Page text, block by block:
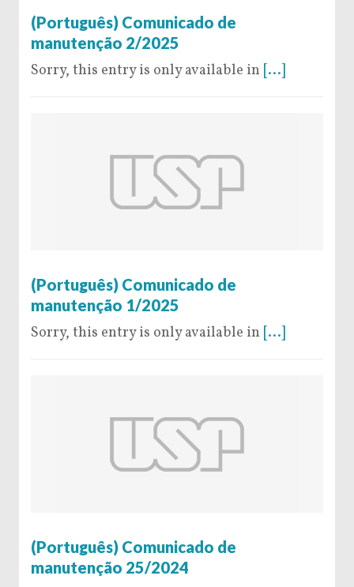
(Português) Comunicado de
manutenção 2/2025
Sorry, this entry is only available in [...]
(Português) Comunicado de
manutenção 1/2025
Sorry, this entry is only available in [...]
(Português) Comunicado de
manutenção 25/2024